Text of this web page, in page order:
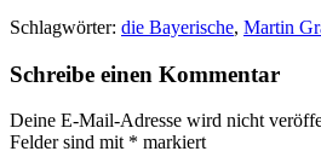
Schlagwörter: die Bayerische, Martin
Schreibe einen Kommentar
Deine E-Mail-Adresse wird nicht
Felder sind mit * markiert